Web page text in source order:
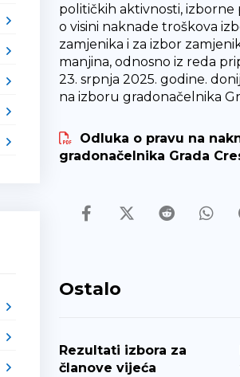
političkih aktivnosti,
o visini naknade troškova
zamjenika i za izbor
manjina, odnosno iz reda
23. srpnja 2025. godine.
na izboru gradonačelnika
Odluka o pravu na
gradonačelnika Grada
Ostalo
Rezultati izbora za
članove vijeća